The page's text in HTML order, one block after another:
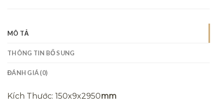
MÔ TẢ
THÔNG TIN BỔ SUNG
ĐÁNH GIÁ (0)
Kích Thước: 150x9x2950mm